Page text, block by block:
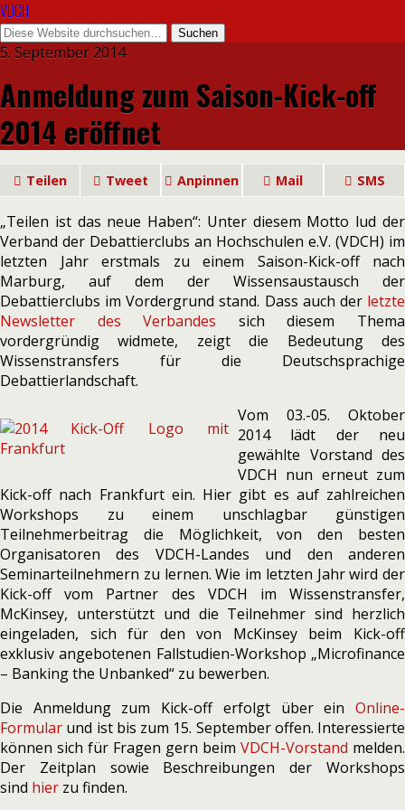
VDCH
5. September 2014
Anmeldung zum Saison-Kick-off
2014 eröffnet
Teilen Tweet Anpinnen Mail SMS
„Teilen ist das neue Haben“: Unter diesem Motto lud der
Verband der Debattierclubs an Hochschulen e.V. (VDCH) im
letzten Jahr erstmals zu einem Saison-Kick-off nach
Marburg, auf dem der Wissensaustausch der
Debattierclubs im Vordergrund stand. Dass auch der letzte
Newsletter des Verbandes sich diesem Thema
vordergründig widmete, zeigt die Bedeutung des
Wissenstransfers für die Deutschsprachige
Debattierlandschaft.
Vom 03.-05. Oktober
2014 lädt der neu
gewählte Vorstand des
VDCH nun erneut zum
Kick-off nach Frankfurt ein. Hier gibt es auf zahlreichen
Workshops zu einem unschlagbar günstigen
Teilnehmerbeitrag die Möglichkeit, von den besten
Organisatoren des VDCH-Landes und den anderen
Seminarteilnehmern zu lernen. Wie im letzten Jahr wird der
Kick-off vom Partner des VDCH im Wissenstransfer,
McKinsey, unterstützt und die Teilnehmer sind herzlich
eingeladen, sich für den von McKinsey beim Kick-off
exklusiv angebotenen Fallstudien-Workshop „Microfinance
– Banking the Unbanked“ zu bewerben.
Die Anmeldung zum Kick-off erfolgt über ein Online-
Formular und ist bis zum 15. September offen. Interessierte
können sich für Fragen gern beim VDCH-Vorstand melden.
Der Zeitplan sowie Beschreibungen der Workshops
sind hier zu finden.